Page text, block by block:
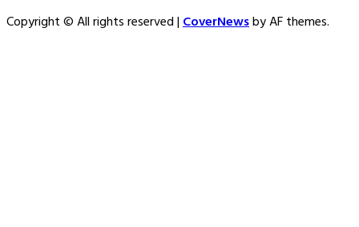
Copyright © All rights reserved|CoverNewsby AF themes.